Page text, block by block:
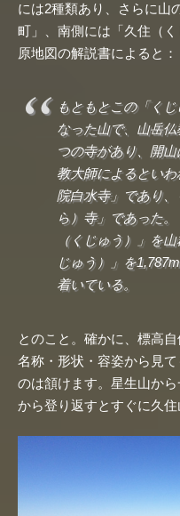
には2種類あり、さらに山
町」、南側には「久住（
原地図の解説書によると：
もともとこの「く
なった山で、山岳
つの寺があり、開
教大師によるとい
院白水寺」であり
ら）寺」であった
（くじゅう）」を
じゅう）」を
着いている。
とのこと。確かに、標高
名称・形状・容姿から見
のは頷けます。星生山か
から登り返すとすぐに久住